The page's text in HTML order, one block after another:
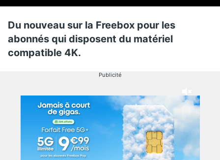
Du nouveau sur la Freebox pour les
abonnés qui disposent du matériel
compatible 4K.
Publicité